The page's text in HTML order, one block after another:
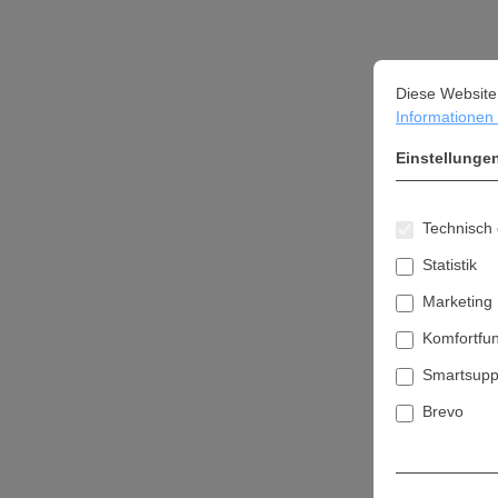
Cookie-
Diese Website
Diese
Informationen
Technisch
Statistik
Marketing
Brevo